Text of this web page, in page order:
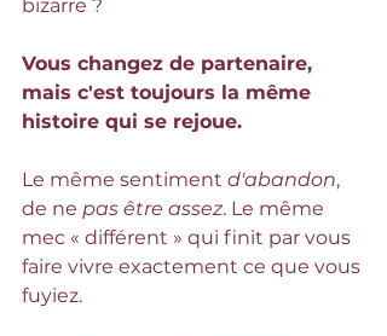
bizarre ?
Vous changez de partenaire,
mais c'est toujours la même
histoire qui se rejoue.
Le même sentiment d'abandon,
de ne pas être assez. Le même
mec « différent » qui finit par vous
faire vivre exactement ce que vous
fuyiez.